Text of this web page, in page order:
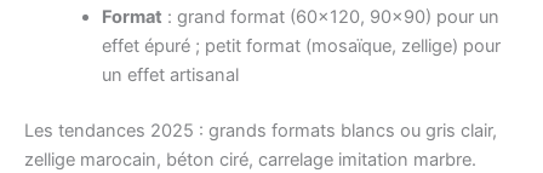
Format : grand format (60×120, 90×90) pour un
effet épuré ; petit format (mosaïque, zellige) pour
un effet artisanal
Les tendances 2025 : grands formats blancs ou gris clair,
zellige marocain, béton ciré, carrelage imitation marbre.